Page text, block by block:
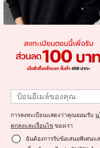
ล่าวคำอำลา, เรียนจบ, งานเลี้ยงจบการ
ศึกษา
Save ฿14
Blueprint Man เสื้อยืดผู้ชาย 1 ชิ้น คอเ
ฮนลีย์ ผ้าถักลายวาฟเฟิล คอวีเล็ก ทรงห
ลวม บาง ระบายอากาศได้ดี ใส่สบาย
ส์ใหญ่กว่าปกติ กรุณาเลือกไซส์เล็กลง
อให้พอดีขึ้น
#1 ขายดี ใน มีรอยบาก เสื้อยืดผู้ชาย
100+ sold
275 -5%
การลงทะเบียนแสดงว่าคุณยอมรับน
ตกลงและเงื่อนไข ของเรา
ฉันต้องการรับข้อเสนอพิเศษแ